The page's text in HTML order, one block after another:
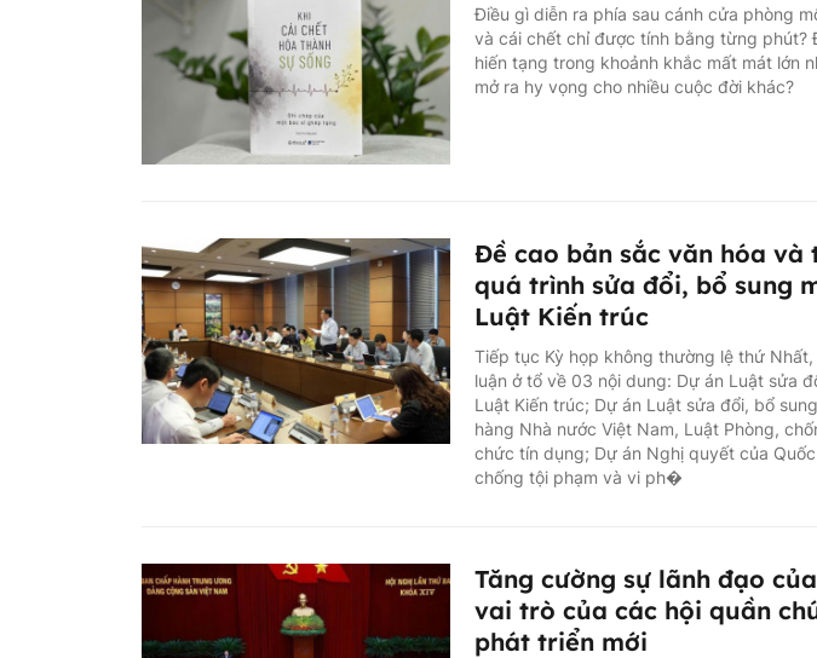
Điều gì diễn ra phía sau cánh cửa phòng
và cái chết chỉ được tính bằng từng phút?
hiến tạng trong khoảnh khắc mất mát lớn
mở ra hy vọng cho nhiều cuộc đời khác?
Đề cao bản sắc văn hóa và
quá trình sửa đổi, bổ sung
Luật Kiến trúc
Tiếp tục Kỳ họp không thường lệ thứ
luận ở tổ về 03 nội dung: Dự án Luật sửa
Luật Kiến trúc; Dự án Luật sửa đổi, bổ
hàng Nhà nước Việt Nam, Luật Phòng,
chức tín dụng; Dự án Nghị quyết của
chống tội phạm và vi ph�
Tăng cường sự lãnh đạo
vai trò của các hội quần
phát triển mới